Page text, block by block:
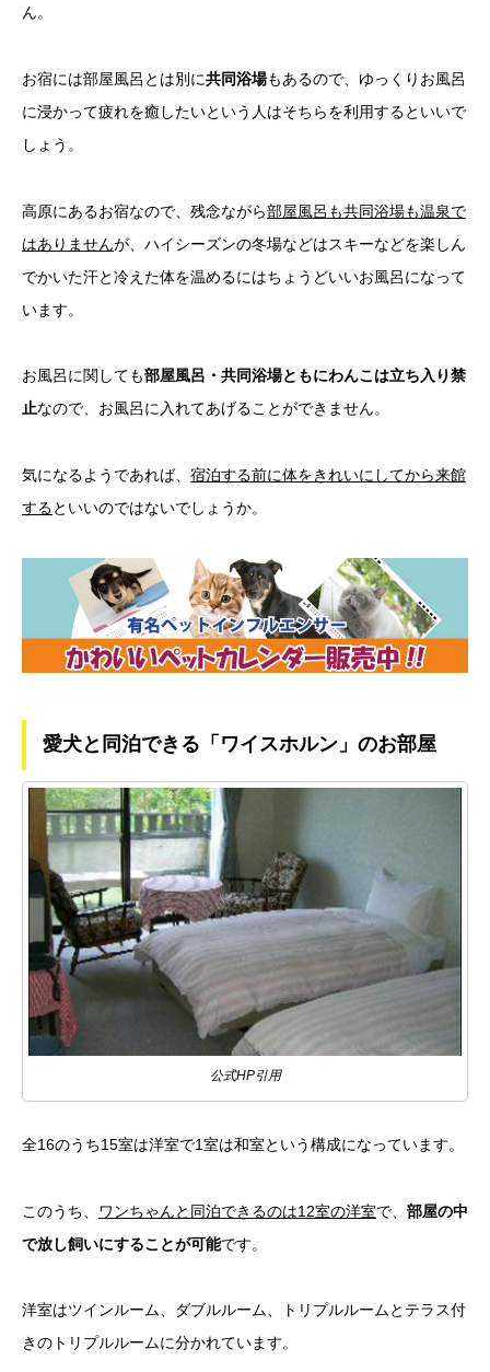
ん。
お宿には部屋風呂とは別に共同浴場もあるので、ゆっくりお風呂
に浸かって疲れを癒したいという人はそちらを利用するといいで
しょう。
高原にあるお宿なので、残念ながら部屋風呂も共同浴場も温泉で
はありませんが、ハイシーズンの冬場などはスキーなどを楽しん
でかいた汗と冷えた体を温めるにはちょうどいいお風呂になって
います。
お風呂に関しても部屋風呂・共同浴場ともにわんこは立ち入り禁
止なので、お風呂に入れてあげることができません。
気になるようであれば、 宿泊する前に体をきれいにしてから来館
するといいのではないでしょうか。
愛犬と同泊できる「ワイスホルン」のお部屋
公式HP引用
全16のうち15室は洋室で1室は和室という構成になっています。
このうち、 ワンちゃんと同泊できるのは12室の洋室で、 部屋の中
で放し飼いにすることが可能です。
洋室はツインルーム、ダブルルーム、トリプルルームとテラス付
きのトリプルルームに分かれています。